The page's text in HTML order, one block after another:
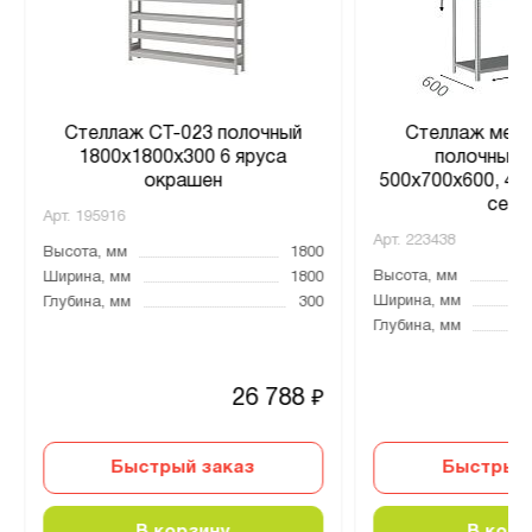
Стеллаж СТ-023 полочный
1800x1800x300 6 яруса
окрашен
Арт. 195916
Высота, мм
1800
Ширина, мм
1800
Глубина, мм
300
26 788₽
Быстрый заказ
Стеллаж
полочный
500х700х600, 4
Арт. 223438
Высота, мм
Ширина, мм
Глубина, мм
Быстрый